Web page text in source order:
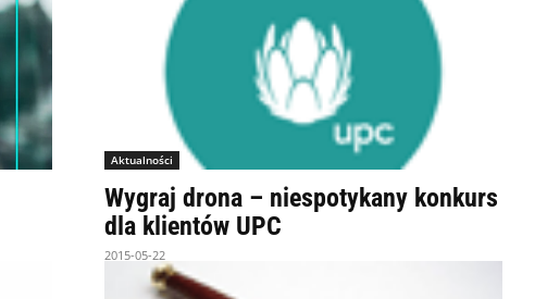
Aktualności
Wygraj drona – niespotykany konkurs
dla klientów UPC
2015-05-22